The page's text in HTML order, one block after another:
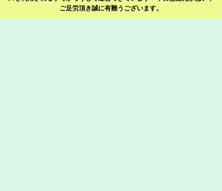
ご足労頂き誠に有難うございます。